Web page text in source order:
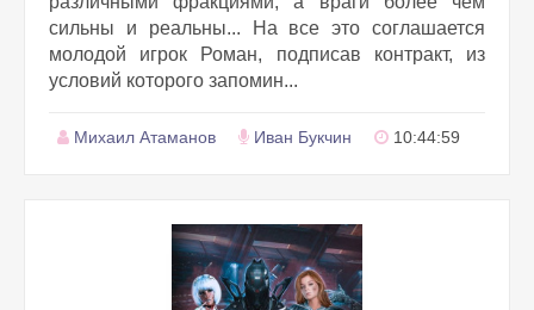
сильны и реальны... На все это соглашается
молодой игрок Роман, подписав контракт, из
условий которого запомин...
Михаил Атаманов Иван Букчин 10:44:59